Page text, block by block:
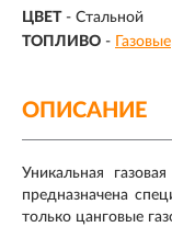
ЦВЕТ - Стальной
ТОПЛИВО - Газовые
ОПИСАНИЕ
Уникальная
предназначена
только цанговые